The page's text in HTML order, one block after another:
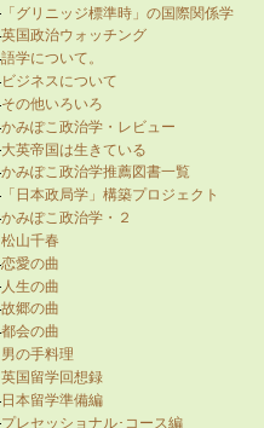
「グリニッジ標準時」の国際関係学
英国政治ウォッチング
語学について。
ビジネスについて
その他いろいろ
かみぽこ政治学・レビュー
大英帝国は生きている
かみぽこ政治学推薦図書一覧
「日本政局学」構築プロジェクト
かみぽこ政治学・２
松山千春
恋愛の曲
人生の曲
故郷の曲
都会の曲
男の手料理
英国留学回想録
日本留学準備編
プレセッショナル･コース編